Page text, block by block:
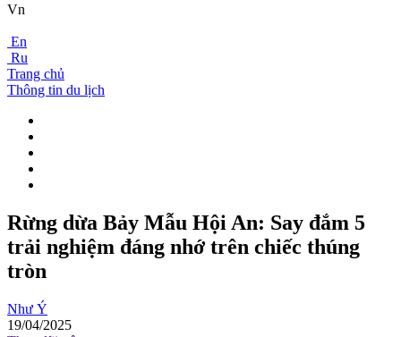
Vn
En
Ru
Trang chủ
Thông tin du lịch
Rừng dừa Bảy Mẫu Hội An: Say đắm 5
trải nghiệm đáng nhớ trên chiếc thúng
tròn
Như Ý
19/04/2025